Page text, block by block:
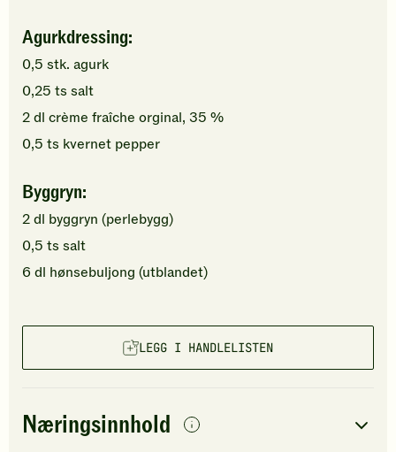
Agurkdressing:
0,5 stk. agurk
0,25 ts salt
2dl crème fraîche orginal, 35 %
0,5 ts kvernet pepper
Byggryn:
2dl byggryn (perlebygg)
0,5 ts salt
6 dl hønsebuljong (utblandet)
LEGG I HANDLELISTEN
Næringsinnhold